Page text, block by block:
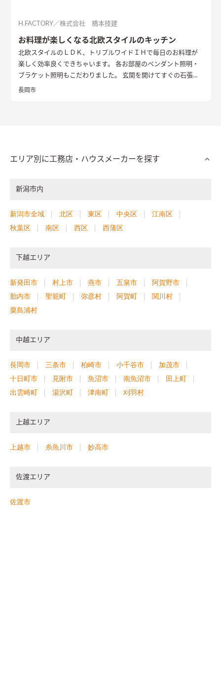
H.FACTORY／株式会社 橋本技建
お料理が楽しくなる北欧スタイルのキッチン
北欧スタイルのＬＤＫ、トリプルワイドＩＨで毎日のお料理が
楽しく効率良くできちゃいます。 各お部屋のペンダント照明・
ブラケット照明もこだわりました。 玄関を開けてすぐの石張り
壁も目をひきます
長岡市
エリア別に工務店・ハウスメーカーを探す
新潟市内
新潟市全域 北区 東区 中央区
江南区
秋葉区
南区 西区 西蒲区
下越エリア
新発田市 村上市 燕市 五泉市
阿賀野市
胎内市
聖籠町 弥彦村 阿賀町
関川村
粟島浦村
中越エリア
長岡市 三条市 柏崎市 小千谷市
加茂市
十日町市
見附市 魚沼市 南魚沼市
田上町
出雲崎町
湯沢町 津南町 刈羽村
上越エリア
上越市 糸魚川市 妙高市
佐渡エリア
佐渡市